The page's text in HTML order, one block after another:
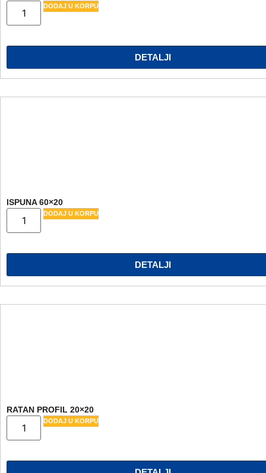
DODAJ U KORPU
DETALJI
ISPUNA 60×20
DODAJ U KORPU
DETALJI
RATAN PROFIL 20×20
DODAJ U KORPU